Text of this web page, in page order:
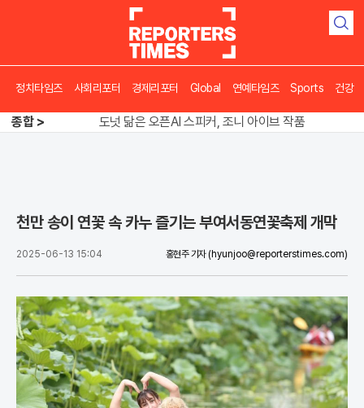
검
정치타임즈 사회리포터 경제리포터 Global 연예타임즈 Sports 건강
종합 >
도넛 닮은 오픈AI 스피커, 조니 아이브 작품
천만 송이 연꽃 속 카누 즐기는 부여서동연꽃축제 개막
2025-06-13 15:04 홍현주 기자 (hyunjoo@reporterstimes.com)